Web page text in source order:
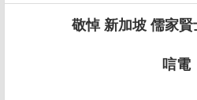
敬悼 新加坡 儒家
唁電